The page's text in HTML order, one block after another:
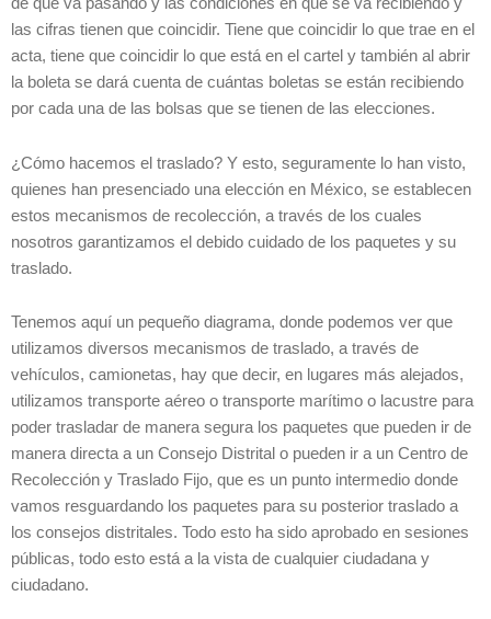
de que va pasando y las condiciones en que se va recibiendo y
las cifras tienen que coincidir. Tiene que coincidir lo que trae en el
acta, tiene que coincidir lo que está en el cartel y también al abrir
la boleta se dará cuenta de cuántas boletas se están recibiendo
por cada una de las bolsas que se tienen de las elecciones.
¿Cómo hacemos el traslado? Y esto, seguramente lo han visto,
quienes han presenciado una elección en México, se establecen
estos mecanismos de recolección, a través de los cuales
nosotros garantizamos el debido cuidado de los paquetes y su
traslado.
Tenemos aquí un pequeño diagrama, donde podemos ver que
utilizamos diversos mecanismos de traslado, a través de
vehículos, camionetas, hay que decir, en lugares más alejados,
utilizamos transporte aéreo o transporte marítimo o lacustre para
poder trasladar de manera segura los paquetes que pueden ir de
manera directa a un Consejo Distrital o pueden ir a un Centro de
Recolección y Traslado Fijo, que es un punto intermedio donde
vamos resguardando los paquetes para su posterior traslado a
los consejos distritales. Todo esto ha sido aprobado en sesiones
públicas, todo esto está a la vista de cualquier ciudadana y
ciudadano.